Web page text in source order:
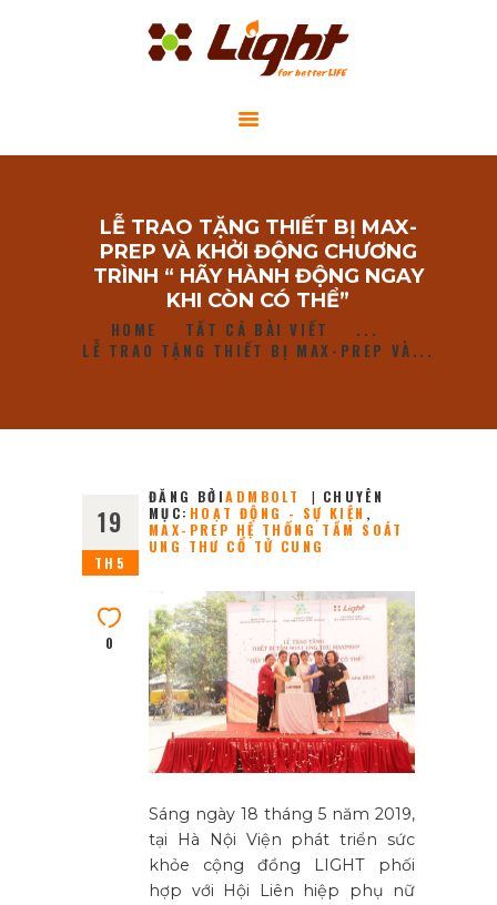
LỄ TRAO TẶNG THIẾT BỊ MAX-
PREP VÀ KHỞI ĐỘNG CHƯƠNG
TRÌNH “ HÃY HÀNH ĐỘNG NGAY
KHI CÒN CÓ THỂ”
HOME TẤT CẢ BÀI VIẾT
...
LỄ TRAO TẶNG THIẾT BỊ MAX-PREP VÀ...
DỰ ÁN CỘNG ĐỒNG
TIN TỨC
19
TH5
0
ĐĂNG BỞIADMBOLT
CHUYÊN
MỤC: HOẠT ĐỘNG - SỰ KIỆN ,
MAX-PREP HỆ THỐNG TẦM SOÁT
UNG THƯ CỔ TỬ CUNG
Sáng ngày 18 tháng 5 năm 2019,
tại Hà Nội Viện phát triển sức
khỏe cộng đồng LIGHT phối
hợp với Hội Liên hiệp phụ nữ